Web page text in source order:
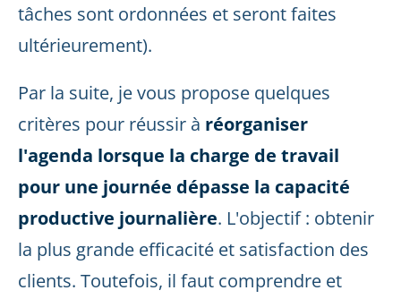
tâches sont ordonnées et seront faites
ultérieurement).
Par la suite, je vous propose quelques
critères pour réussir à réorganiser
l'agenda lorsque la charge de travail
pour une journée dépasse la capacité
productive journalière. L'objectif : obtenir
la plus grande efficacité et satisfaction des
clients. Toutefois, il faut comprendre et